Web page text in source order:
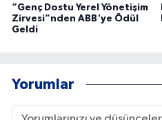
“Genç Dostu Yerel Yönetişim
Zirvesi”nden ABB'ye Ödül
Geldi
Yorumlar